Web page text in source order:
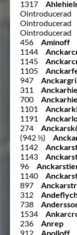
1317
Ointroducerad
Ointroducerad
Ointroducerad
456
Aminoff
1144
1145
1105
947
311
700
1101
1191
274
(942 ½)
1142
1143
96
1140
897
312
738
1534
236
Anrep
912
Apolloff